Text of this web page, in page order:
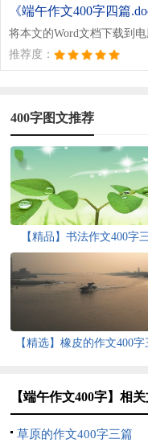
《端午作文400字四篇
将本文的Word文档下载到
推荐度：
400字图文推荐
【精品】书法作文400字
【精选】橡皮的作文400
【端午作文400字】相关
草原的作文400字三篇